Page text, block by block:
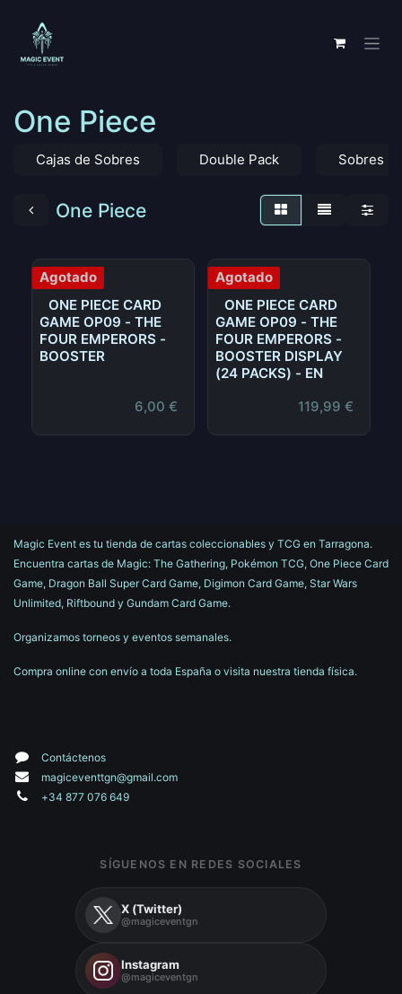
One Piece
Cajas de Sobres Double Pack Sobres
One Piece
Agotado
ONE PIECE CARD
GAME OP09 - THE
FOUR EMPERORS -
BOOSTER
6,00 €
Agotado
ONE PIECE CARD
GAME OP09 - THE
FOUR EMPERORS -
BOOSTER DISPLAY
(24 PACKS) - EN
119,99 €
Magic Event es tu tienda de cartas coleccionables y TCG en Tarragona.
Encuentra cartas de Magic: The Gathering, Pokémon TCG, One Piece Card
Game, Dragon Ball Super Card Game, Digimon Card Game, Star Wars
Unlimited, Riftbound y Gundam Card Game.
Organizamos torneos y eventos semanales.
Compra online con envío a toda España o visita nuestra tienda física.
Contáctenos
magiceventtgn@gmail.com
+34 877 076 649
SÍGUENOS EN REDES SOCIALES
X (Twitter)
@magiceventgn
Instagram
@magiceventgn